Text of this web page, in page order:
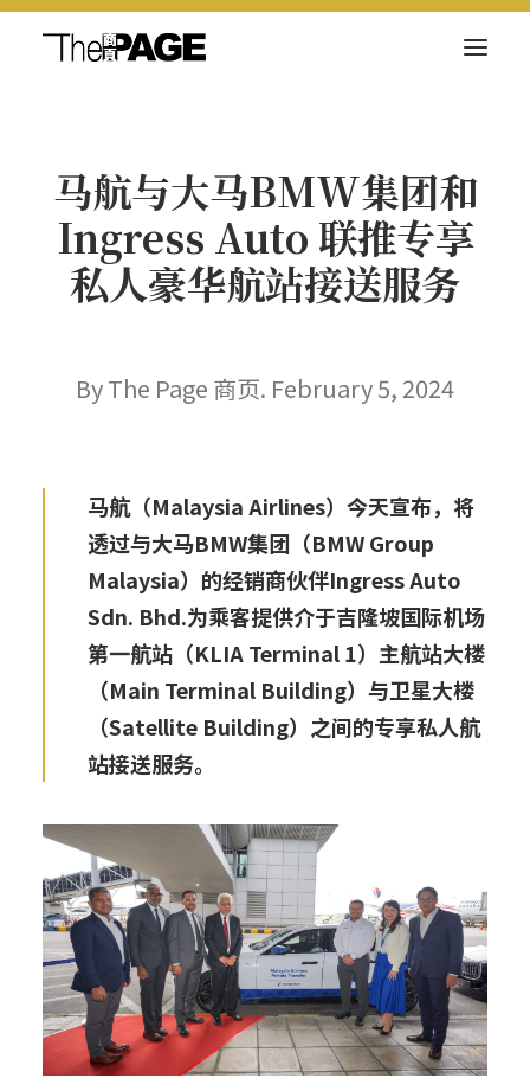
新闻内容
商页菁英
快讯
马航与大马BMW集团和
Ingress Auto 联推专享
私人豪华航站接送服务
By The Page 商页. February 5, 2024
马航（Malaysia Airlines）今天宣布，将
透过与大马BMW集团（BMW Group
Malaysia）的经销商伙伴Ingress Auto
Sdn. Bhd.为乘客提供介于吉隆坡国际机场
第一航站（KLIA Terminal 1）主航站大楼
（Main Terminal Building）与卫星大楼
（Satellite Building）之间的专享私人航
站接送服务。